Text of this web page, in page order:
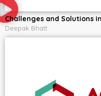
Challenges and Solutions
Deepak Bhatt